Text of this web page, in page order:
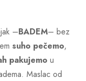
–BADEM– bez
suho pečemo,
pakujemo u
Maslac od